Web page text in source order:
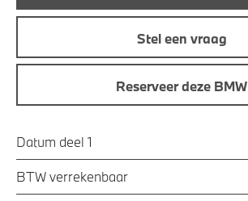
Stel een vraag
Reserveer deze BMW
Datum deel 1
BTW verrekenbaar